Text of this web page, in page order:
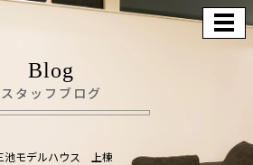
Blog
スタッフブログ
池モデルハウス 上棟